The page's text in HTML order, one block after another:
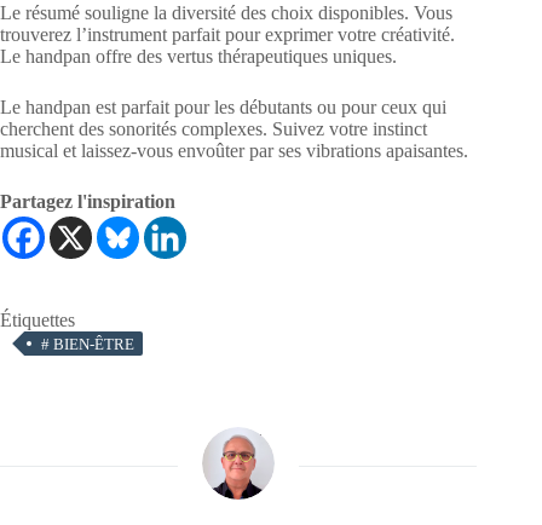
Le résumé souligne la diversité des choix disponibles. Vous
trouverez l’instrument parfait pour exprimer votre créativité.
Le handpan offre des vertus thérapeutiques uniques.
Le handpan est parfait pour les débutants ou pour ceux qui
cherchent des sonorités complexes. Suivez votre instinct
musical et laissez-vous envoûter par ses vibrations apaisantes.
Partagez l'inspiration
Étiquettes
# BIEN-ÊTRE